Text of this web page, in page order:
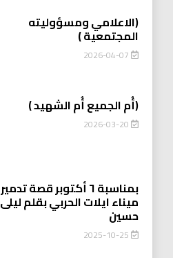
(الاعلامي ومسؤوليته
المجتمعية )
2026-04-07
(أُم الجميع أُم الشهيد )
2026-03-20
بمناسبة ٦ أكتوبر قصة تدمير
ميناء ايلات الحربي بقلم ليلى
حسين
2025-10-25